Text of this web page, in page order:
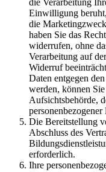
die Verarbeitung
Einwilligung
die
haben Sie das
widerrufen, ohne
Verarbeitung auf
Widerruf
Daten entgegen
werden, können
Aufsichtsbehörde,
Die Bereitstellung
Abschluss des
erforderlich.
Ihre